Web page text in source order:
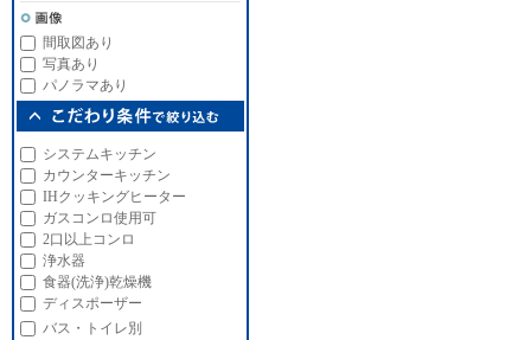
間取図あり
写真あり
パノラマあり
システムキッチン
カウンターキッチン
IHクッキングヒーター
ガスコンロ使用可
2口以上コンロ
浄水器
食器(洗浄)乾燥機
ディスポーザー
バス・トイレ別